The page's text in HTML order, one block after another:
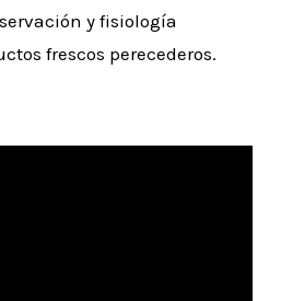
y fisiología
frescos perecederos.